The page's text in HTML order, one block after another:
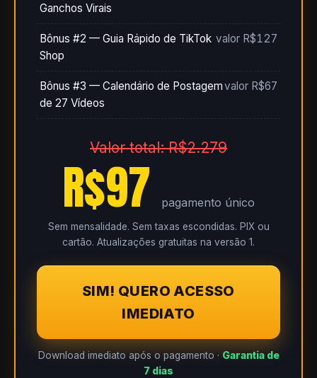
Ganchos Virais
Bônus #2 — Guia Rápido de TikTok
Shop
valor R$127
Bônus #3 — Calendário de Postagem
de 27 Vídeos
valor R$67
Valor total: R$2.279
R$97 pagamento único
Sem mensalidade. Sem taxas escondidas. PIX ou
cartão. Atualizações gratuitas na versão 1.
SIM! QUERO ACESSO
IMEDIATO
Download imediato após o pagamento · Garantia de
7 dias